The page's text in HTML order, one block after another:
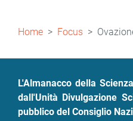
Briciole
Home Focus
L'Almanacco della
dall'Unità Divulgazione
pubblico del Consiglio